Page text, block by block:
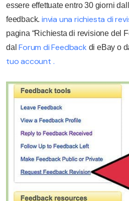
essere effettuate entro 30 giorni
feedback. invia una richiesta di
pagina “Richiesta di revisione del
dalForum di Feedback di eBay o
tuo account .